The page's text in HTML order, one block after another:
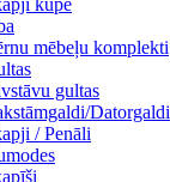
kupe
mēbeļu komplekti
gultas
Datorgaldi
/ Penāli